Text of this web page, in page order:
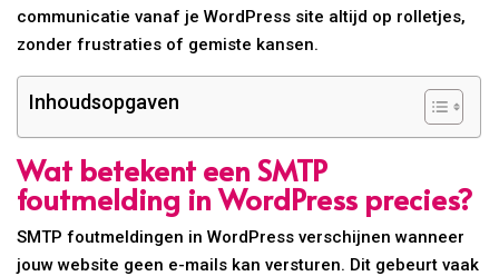
communicatie vanaf je WordPress site altijd op rolletjes,
zonder frustraties of gemiste kansen.
Inhoudsopgaven
Wat betekent een SMTP
foutmelding in WordPress precies?
SMTP foutmeldingen in WordPress verschijnen wanneer
jouw website geen e-mails kan versturen. Dit gebeurt vaak